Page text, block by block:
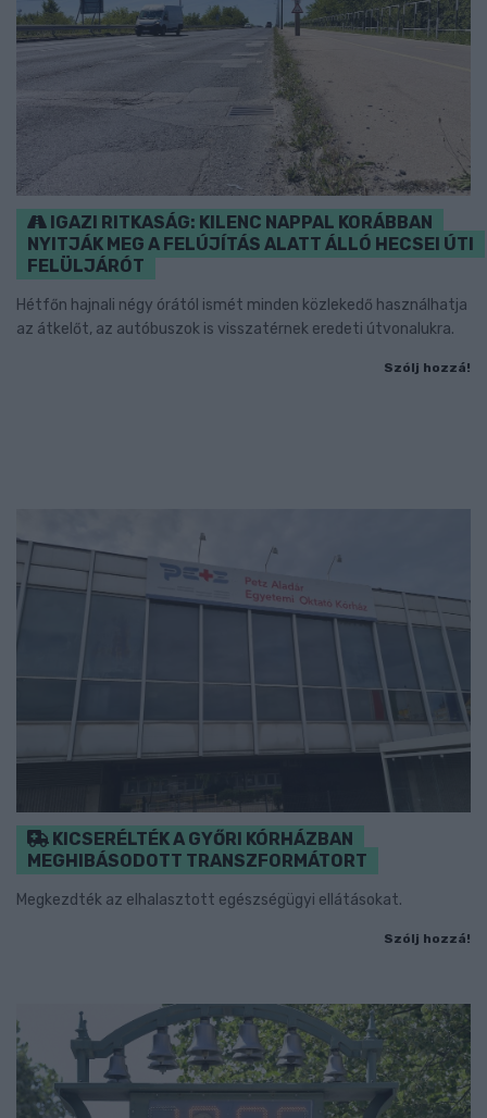
IGAZI RITKASÁG: KILENC NAPPAL KORÁBBAN
NYITJÁK MEG A FELÚJÍTÁS ALATT ÁLLÓ HECSEI ÚTI
FELÜLJÁRÓT
Hétfőn hajnali négy órától ismét minden közlekedő használhatja
az átkelőt, az autóbuszok is visszatérnek eredeti útvonalukra.
Szólj hozzá!
KICSERÉLTÉK A GYŐRI KÓRHÁZBAN
MEGHIBÁSODOTT TRANSZFORMÁTORT
Megkezdték az elhalasztott egészségügyi ellátásokat.
Szólj hozzá!